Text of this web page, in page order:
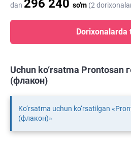
dan 296 240 so'm (2
Dorixonalarda
Uchun ko‘rsatma Prontosan
(флакон)
Ko‘rsatma uchun ko‘rsatilgan
(флакон)»